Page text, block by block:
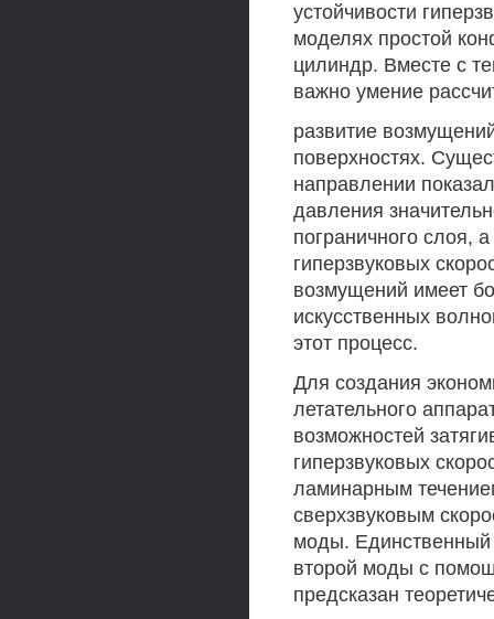
устойчивости
моделях простой
цилиндр. Вместе с
важно умение
развитие
поверхностях.
направлении
давления
пограничного слоя,
гиперзвуковых
возмущений имеет
искусственных
этот процесс.
Для создания
летательного
возможностей
гиперзвуковых
ламинарным
сверхзвуковым
моды. Единственный
второй моды с
предсказан